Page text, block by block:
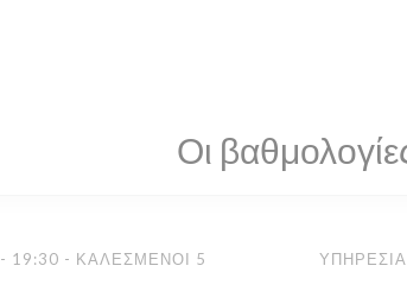
Οι
- 19:30 - ΚΑΛΕΣΜΈΝΟΙ 5 ΥΠΗΡΕΣΊΑ